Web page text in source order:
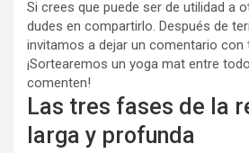
Si crees que puede ser de utilidad a
dudes en compartirlo. Después de
invitamos a dejar un comentario con
¡Sortearemos un yoga mat entre
comenten!
Las tres fases de la
larga y profunda